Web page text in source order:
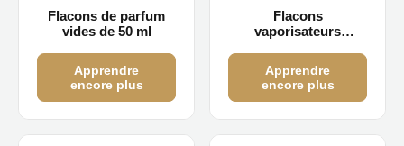
Flacons de parfum
vides de 50 ml
Apprendre
encore plus
Flacons
vaporisateurs
ml et 13 ml
Apprendre
encore plus